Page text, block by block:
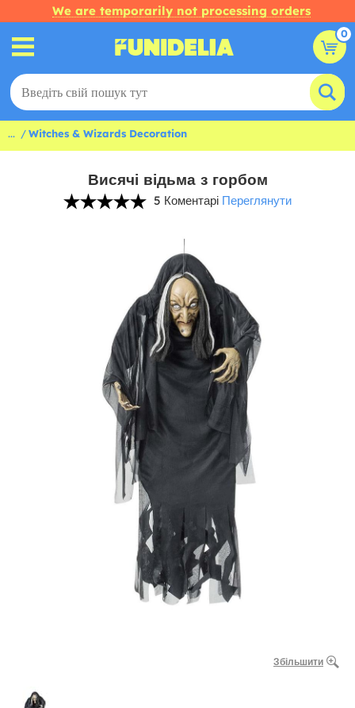
We are temporarily not processing orders
0
... Witches & Wizards Decoration
Висячі відьма з горбом
5 Коментарі Переглянути
Збільшити